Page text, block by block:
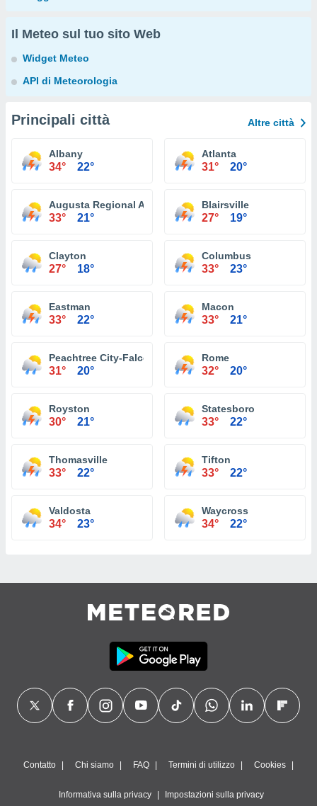
Il Meteo sul tuo sito Web
Widget Meteo
API di Meteorologia
Principali città Altre città
Albany
34° 22°
Atlanta
31° 20°
Augusta Regional Airport
33° 21°
Blairsville
27° 19°
Clayton
27° 18°
Columbus
33° 23°
Eastman
33° 22°
Macon
33° 21°
Peachtree City-Falcon Field Atlanta
31° 20°
Rome
32° 20°
Royston
30° 21°
Statesboro
33° 22°
Thomasville
33° 22°
Tifton
33° 22°
Valdosta
34° 23°
Waycross
34° 22°
Contatto Chi siamo FAQ Termini di utilizzo Cookies
Informativa sulla privacy Impostazioni sulla privacy